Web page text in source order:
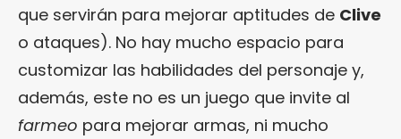
que servirán para mejorar aptitudes de Clive
o ataques). No hay mucho espacio para
customizar las habilidades del personaje y,
además, este no es un juego que invite al
farmeo para mejorar armas, ni mucho